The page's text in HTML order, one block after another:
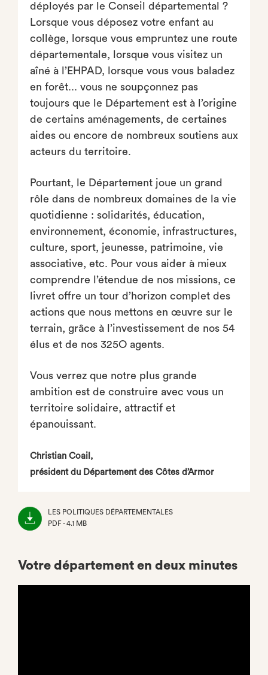
déployés par le Conseil départemental ?
Lorsque vous déposez votre enfant au
collège, lorsque vous empruntez une route
départementale, lorsque vous visitez un
aîné à l’EHPAD, lorsque vous vous baladez
en forêt... vous ne soupçonnez pas
toujours que le Département est à l’origine
de certains aménagements, de certaines
aides ou encore de nombreux soutiens aux
acteurs du territoire.
Pourtant, le Département joue un grand
rôle dans de nombreux domaines de la vie
quotidienne : solidarités, éducation,
environnement, économie, infrastructures,
culture, sport, jeunesse, patrimoine, vie
associative, etc. Pour vous aider à mieux
comprendre l’étendue de nos missions, ce
livret offre un tour d’horizon complet des
actions que nous mettons en œuvre sur le
terrain, grâce à l’investissement de nos 54
élus et de nos 325O agents.
Vous verrez que notre plus grande
ambition est de construire avec vous un
territoire solidaire, attractif et
épanouissant.
Christian Coail,
président du Département des Côtes d’Armor
LES POLITIQUES DÉPARTEMENTALES
PDF - 4.1 MB
Votre département en deux minutes